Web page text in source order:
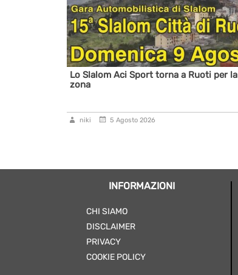
Lo Slalom Aci Sport torna a Ruoti per
zona
niki 5 Agosto 2026
INFORMAZIONI
CHI SIAMO
DISCLAIMER
PRIVACY
COOKIE POLICY